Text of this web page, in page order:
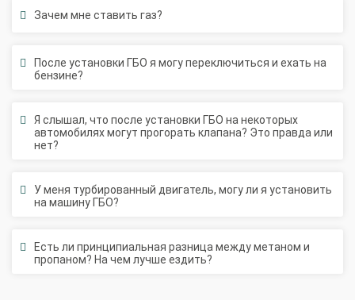
бензине?
автомобилях могут прогорать клапана? Это правда или
нет?
на машину ГБО?
пропаном? На чем лучше ездить?